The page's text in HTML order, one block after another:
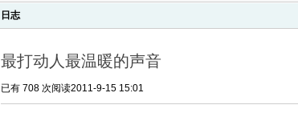
日志
最打动人最温暖的声音
已有 708 次阅读2011-9-15 15:01